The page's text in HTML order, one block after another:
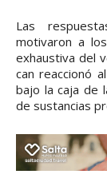
Las
motivaron a
exhaustiva del
can reaccionó
bajo la caja de
de sustancias